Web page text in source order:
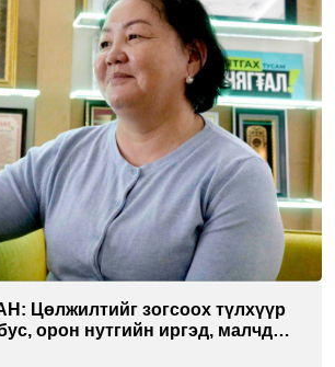
Цөлжилтийг зогсоох түлхүүр
орон нутгийн иргэд, малчдын